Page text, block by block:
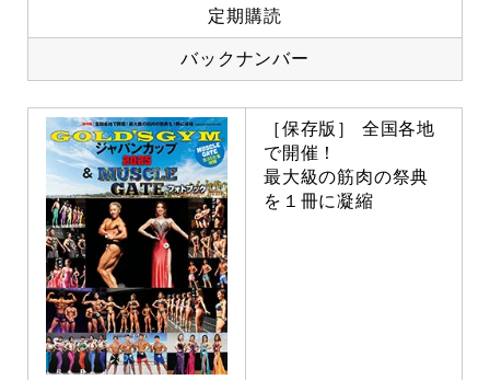
定期購読
バックナンバー
［保存版］ 全国各地
で開催！
最大級の筋肉の祭典
を１冊に凝縮